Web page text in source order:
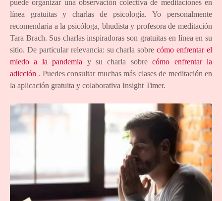
puede organizar una observación colectiva de meditaciones en
línea gratuitas y charlas de psicología. Yo personalmente
recomendaría a la psicóloga, bhudista y profesora de meditación
Tara Brach. Sus charlas inspiradoras son gratuitas en línea en su
sitio. De particular relevancia: su charla sobrecómo enfrentar el
miedo a la pandemia y su charla sobrecómo enfrentar la
adicción . Puedes consultar muchas más clases de meditación en
la aplicación gratuita y colaborativa Insight Timer.